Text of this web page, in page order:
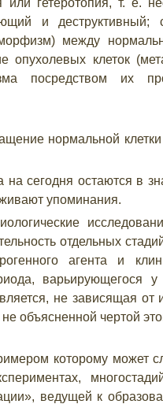
гетеротопия, т. е.
и деструктивный;
между
опухолевых клеток
посредством их
нормальной
на сегодня остаются в
упоминания.
отдельных
агента и
варьирующегося
не зависящая от
объясненной чертой
которому может
ведущей к